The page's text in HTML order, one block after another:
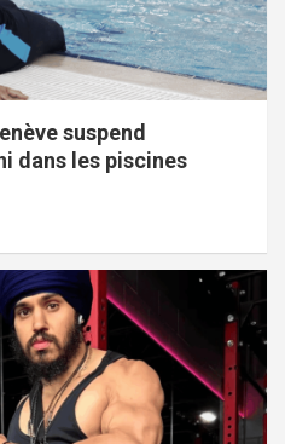
suspend
dans les piscines